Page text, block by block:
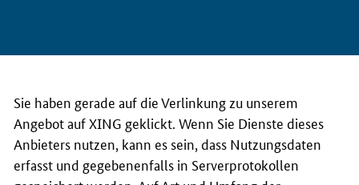
Sie haben gerade auf die Verlinkung zu unserem
Angebot auf XING geklickt. Wenn Sie Dienste dieses
Anbieters nutzen, kann es sein, dass Nutzungsdaten
erfasst und gegebenenfalls in Serverprotokollen